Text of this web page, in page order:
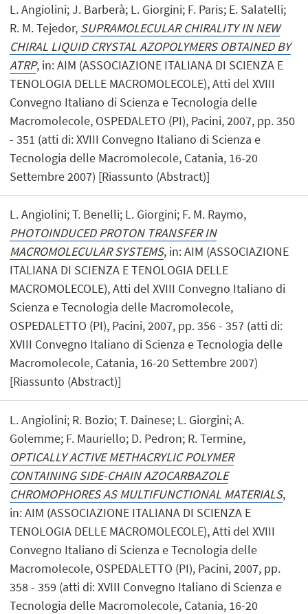
L. Angiolini; J. Barberà; L. Giorgini; F. Paris; E. Salatelli;
R. M. Tejedor, SUPRAMOLECULAR CHIRALITY IN NEW
CHIRAL LIQUID CRYSTAL AZOPOLYMERS OBTAINED BY
ATRP, in: AIM (ASSOCIAZIONE ITALIANA DI SCIENZA E
TENOLOGIA DELLE MACROMOLECOLE), Atti del XVIII
Convegno Italiano di Scienza e Tecnologia delle
Macromolecole, OSPEDALETO (PI), Pacini, 2007, pp. 350
- 351 (atti di: XVIII Convegno Italiano di Scienza e
Tecnologia delle Macromolecole, Catania, 16-20
Settembre 2007) [Riassunto (Abstract)]
L. Angiolini; T. Benelli; L. Giorgini; F. M. Raymo,
PHOTOINDUCED PROTON TRANSFER IN
MACROMOLECULAR SYSTEMS, in: AIM (ASSOCIAZIONE
ITALIANA DI SCIENZA E TENOLOGIA DELLE
MACROMOLECOLE), Atti del XVIII Convegno Italiano di
Scienza e Tecnologia delle Macromolecole,
OSPEDALETTO (PI), Pacini, 2007, pp. 356 - 357 (atti di:
XVIII Convegno Italiano di Scienza e Tecnologia delle
Macromolecole, Catania, 16-20 Settembre 2007)
[Riassunto (Abstract)]
L. Angiolini; R. Bozio; T. Dainese; L. Giorgini; A.
Golemme; F. Mauriello; D. Pedron; R. Termine,
OPTICALLY ACTIVE METHACRYLIC POLYMER
CONTAINING SIDE-CHAIN AZOCARBAZOLE
CHROMOPHORES AS MULTIFUNCTIONAL MATERIALS,
in: AIM (ASSOCIAZIONE ITALIANA DI SCIENZA E
TENOLOGIA DELLE MACROMOLECOLE), Atti del XVIII
Convegno Italiano di Scienza e Tecnologia delle
Macromolecole, OSPEDALETTO (PI), Pacini, 2007, pp.
358 - 359 (atti di: XVIII Convegno Italiano di Scienza e
Tecnologia delle Macromolecole, Catania, 16-20